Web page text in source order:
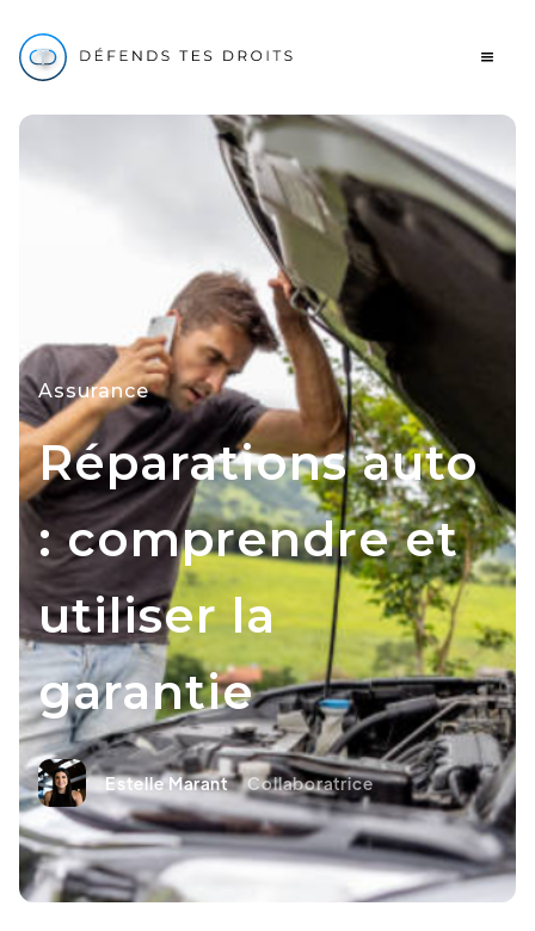
Assurance
Réparations auto
: comprendre et
utiliser la
garantie
Estelle Marant Collaboratrice